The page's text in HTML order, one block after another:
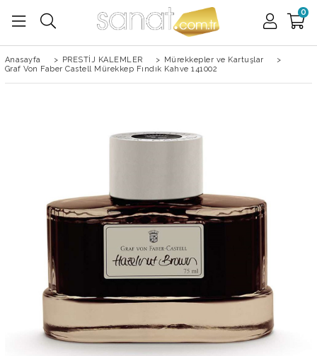
0
Anasayfa > PRESTİJ KALEMLER > Mürekkepler ve Kartuşlar
>
Graf Von Faber Castell Mürekkep Fındık Kahve 141002